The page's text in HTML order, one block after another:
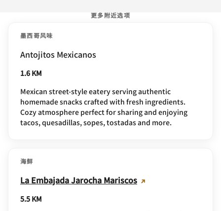
更多附近选项
墨西哥风味
Antojitos Mexicanos
1.6 KM
Mexican street‑style eatery serving authentic
homemade snacks crafted with fresh ingredients.
Cozy atmosphere perfect for sharing and enjoying
tacos, quesadillas, sopes, tostadas and more.
海鲜
La Embajada Jarocha Mariscos
5.5 KM